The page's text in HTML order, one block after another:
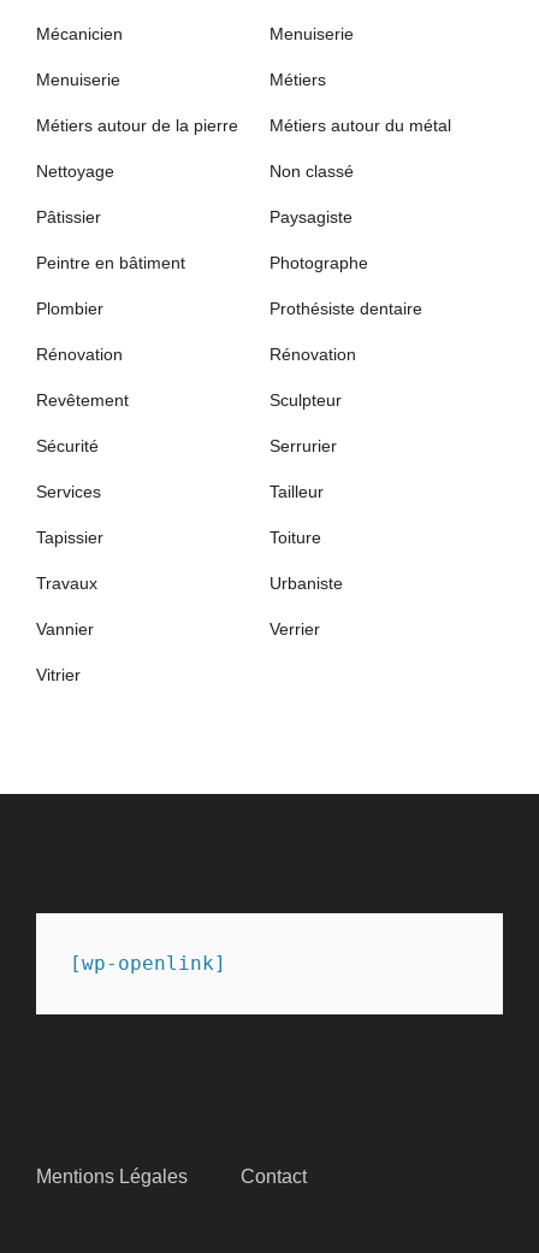
Mécanicien Menuiserie
Menuiserie Métiers
Métiers autour de la pierre Métiers autour du métal
Nettoyage Non classé
Pâtissier Paysagiste
Peintre en bâtiment Photographe
Plombier Prothésiste dentaire
Rénovation Rénovation
Revêtement Sculpteur
Sécurité Serrurier
Services Tailleur
Tapissier Toiture
Travaux Urbaniste
Vannier Verrier
Vitrier
[wp-openlink]
Mentions Légales Contact